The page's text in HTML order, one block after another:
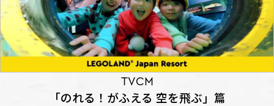
TVCM
「のれる！がふえる 空を飛ぶ」篇